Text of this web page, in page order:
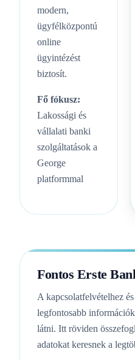
modern,
ügyfélközpontú
online
ügyintézést
biztosít.
Fő fókusz:
Lakossági és
vállalati banki
szolgáltatások a
George
platformmal
Fontos Erste
A kapcsolatfelvételhez
legfontosabb
látni. Itt röviden
adatokat keresnek a